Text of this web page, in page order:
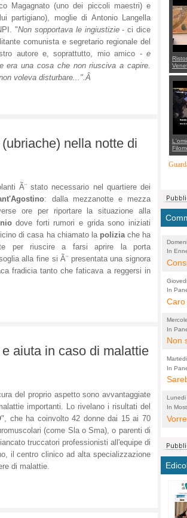
Magagnato (uno dei piccoli maestri) e
partigiano), moglie di Antonio Langella
"Non sopportava le ingiustizie- ci dice
comunista e segretario regionale del
autore e, soprattutto, mio amico - e
era una cosa che non riusciva a capire.
voleva disturbare...".Â
nella notte di
Ã¨ stato necessario nel quartiere dei
: dalla mezzanotte e mezza
ore per riportare la situazione alla
dove forti rumori e grida sono iniziati
di casa ha chiamato la polizia che ha
per riuscire a farsi aprire la porta
alla fine si Ã¨ presentata una signora
fradicia tanto che faticava a reggersi in
aiuta in caso di malattie
del proprio aspetto sono avvantaggiate
importanti. Lo rivelano i risultati del
", che ha coinvolto 42 donne dai 15 ai 70
(come Sla o Sma), o parenti di
truccatori professionisti all'equipe di
il centro clinico ad alta specializzazione
di malattie.
con
In
per
che
qui
PER
In
Caro
sono
(non
dal
Ora
In
Non
la
a
In
città,
In
di
e